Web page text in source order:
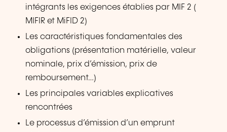
intégrants les exigences établies par MIF 2 (
MIFIR et MiFID 2)
Les caractéristiques fondamentales des
obligations (présentation matérielle, valeur
nominale, prix d’émission, prix de
remboursement…)
Les principales variables explicatives
rencontrées
Le processus d’émission d’un emprunt